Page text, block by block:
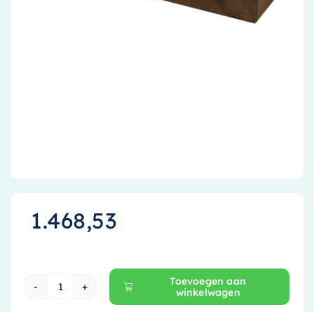
1.468,53
Ink Wastafelonderkast - 140 cm x 45 cm -
Toevoegen aan
winkelwagen